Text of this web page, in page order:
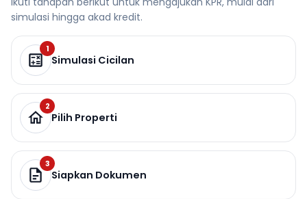
simulasi hingga akad kredit.
1
Simulasi Cicilan
2
Pilih Properti
3
Siapkan Dokumen